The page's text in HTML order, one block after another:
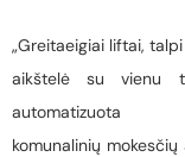
„Greitaeigiai liftai,
aikštelė su vienu
automatizuota
komunalinių